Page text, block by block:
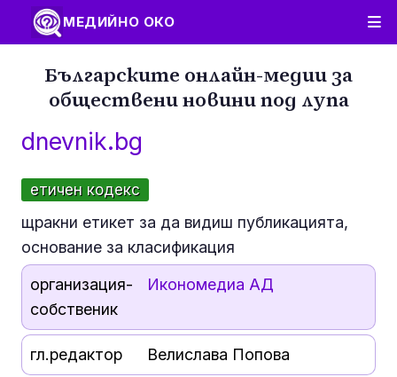
МЕДИЙНО ОКО
Българските онлайн-медии за
обществени новини под лупа
dnevnik.bg
етичен кодекс
щракни етикет за да видиш публикацията,
основание за класификация
организация-
собственик
Икономедиа АД
гл.редактор Велислава Попова